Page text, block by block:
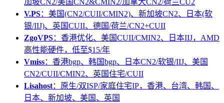
加坡CN2/美国CN2&CMIN2/加拿大CN2/荷兰CU2
V.PS：美国(CN2/CUII/CMIN2)、新加坡CN2、日本(软
银/IIJ)、英国CUII、德国/荷兰/CN2+CUII
ZgoVPS：香港优化、美国CUII/CMIN2、日本IIJ，AMD
高性能硬件，低至$15/年
Vmiss：香港bgp、韩国bgp、日本CN2/软银/IIJ、美国
CN2/CUII/CMIN2、英国住宅/CUII
Lisahost：原生/双ISP/家庭住宅IP，香港、台湾、韩国、
日本、新加坡、美国、英国